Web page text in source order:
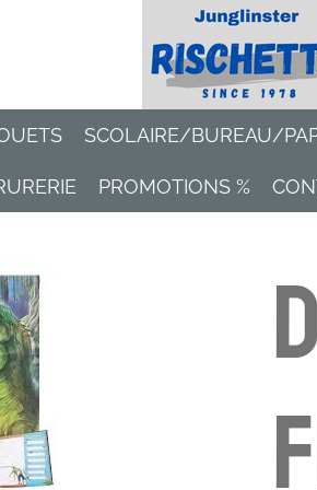
SCOLAIRE/BUREAU/
PROMOTIONS %